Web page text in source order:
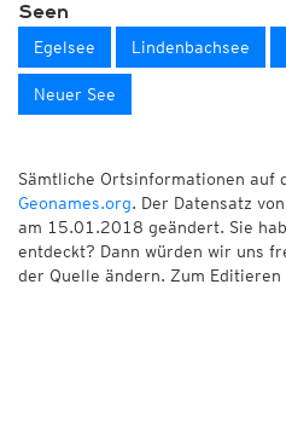
Seen
Egelsee Lindenbachsee
Neuer See
Sämtliche Ortsinformationen auf
Geonames.org. Der Datensatz
am 15.01.2018 geändert. Sie
entdeckt? Dann würden wir uns
der Quelle ändern. Zum Editieren